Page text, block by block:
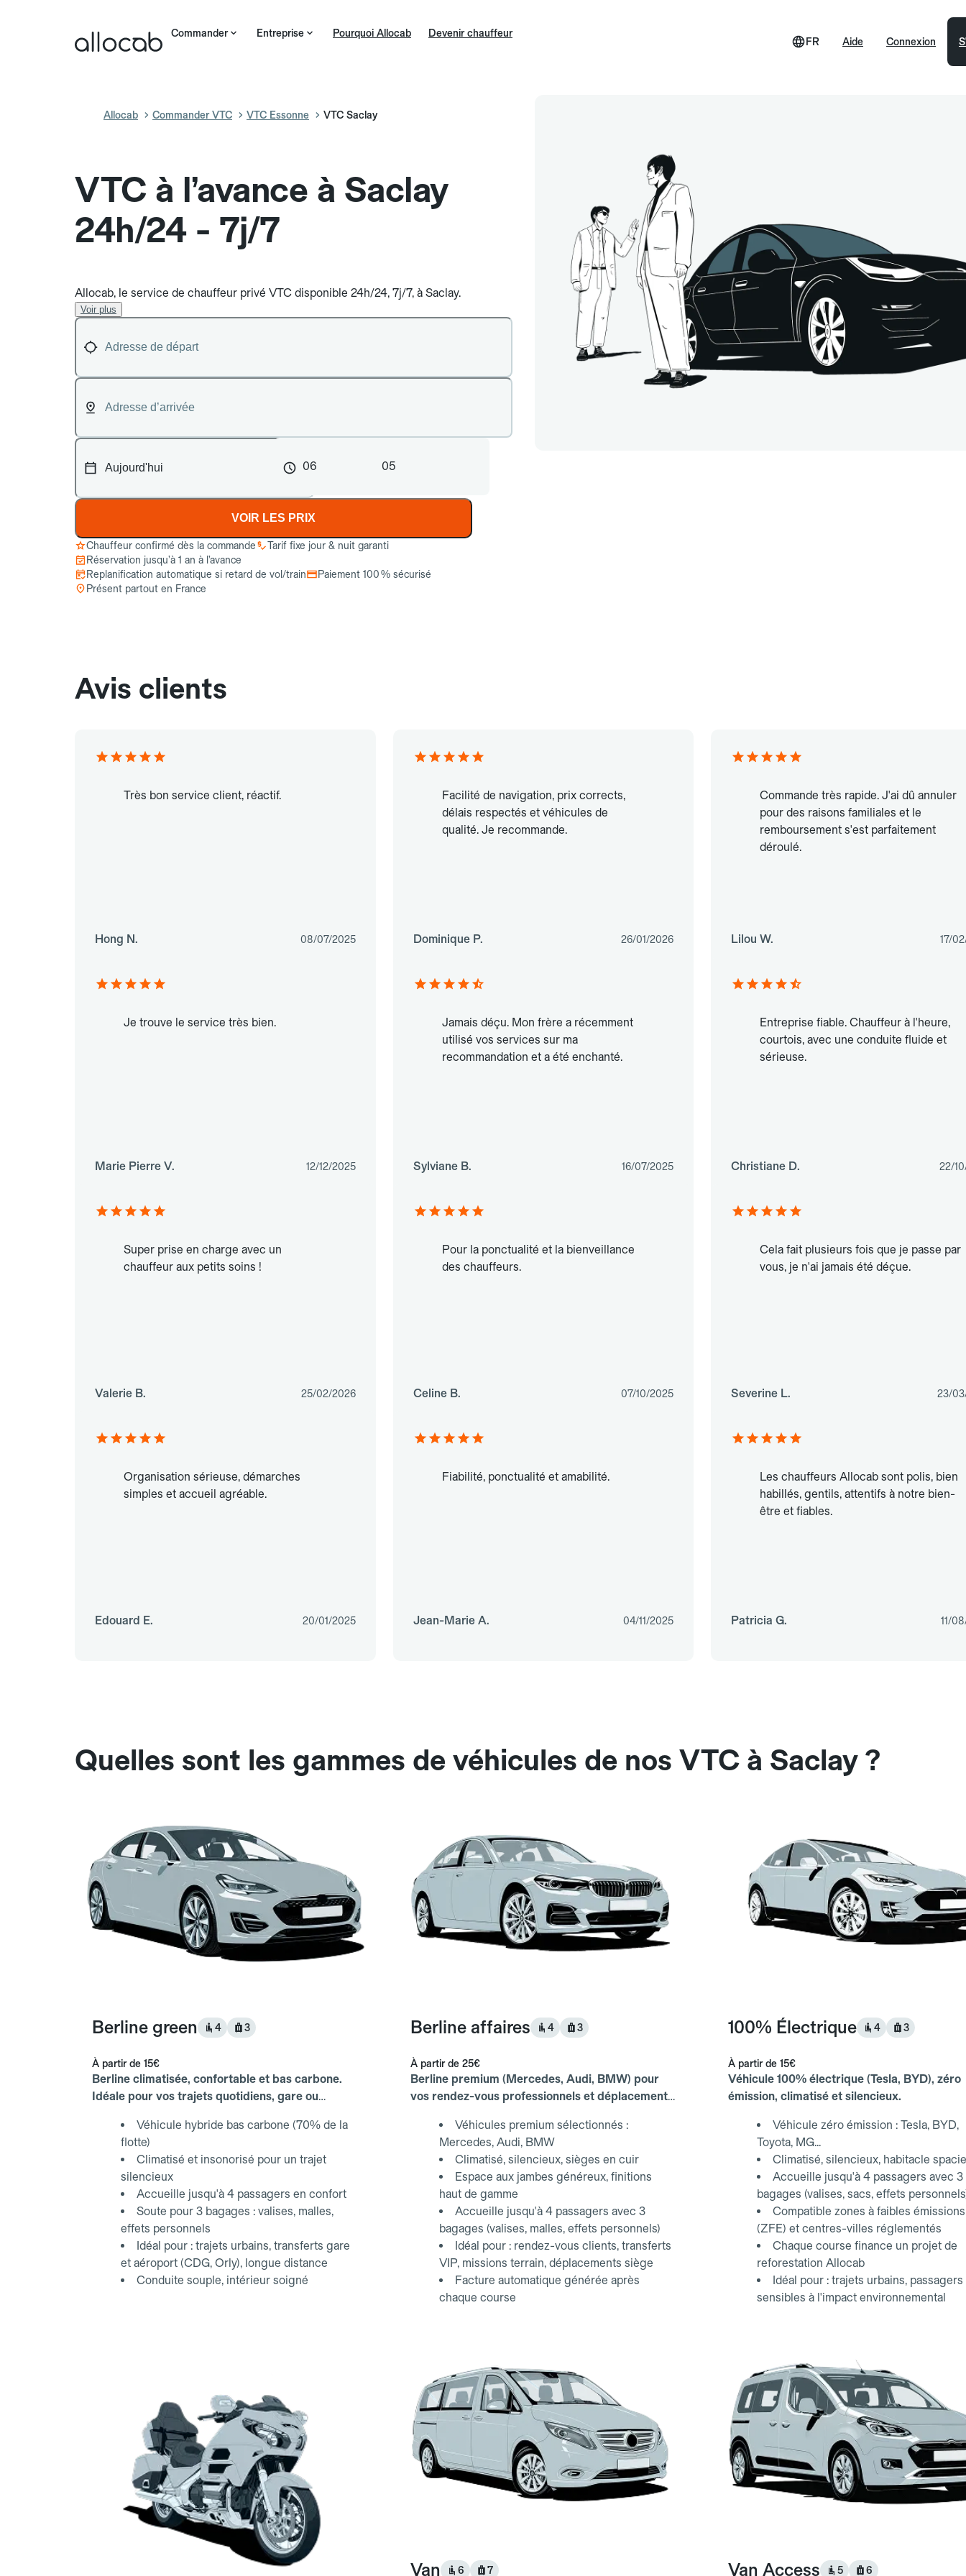
Commander Entreprise Pourquoi Allocab Devenir chauffeur
Aide
FR Connexion
Allocab Commander VTC VTC Essonne VTC Saclay
VTC à l’avance à Saclay
24h/24 - 7j/7
Allocab, le service de chauffeur privé VTC disponible 24h/24, 7j/7, à Saclay.
Voir plus
06 05
VOIR LES PRIX
Chauffeur confirmé dès la commande
Tarif fixe jour & nuit garanti
Réservation jusqu’à 1 an à l’avance
Replanification automatique si retard de vol/train
Paiement 100 % sécurisé
Présent partout en France
Avis clients
Très bon service client, réactif.
Hong N. 08/07/2025
Facilité de navigation, prix corrects,
délais respectés et véhicules de
qualité. Je recommande.
Dominique P. 26/01/2026
Commande très rapide. J'ai dû annuler
pour des raisons familiales et le
remboursement s'est parfaitement
déroulé.
Lilou W. 17/
Je trouve le service très bien.
Marie Pierre V. 12/12/2025
Jamais déçu. Mon frère a récemment
utilisé vos services sur ma
recommandation et a été enchanté.
Sylviane B. 16/07/2025
Entreprise fiable. Chauffeur à l'heure,
courtois, avec une conduite fluide et
sérieuse.
Christiane D. 22/
Super prise en charge avec un
chauffeur aux petits soins !
Valerie B. 25/02/2026
Pour la ponctualité et la bienveillance
des chauffeurs.
Celine B. 07/10/2025
Cela fait plusieurs fois que je passe par
vous, je n'ai jamais été déçue.
Severine L. 23/
Organisation sérieuse, démarches
simples et accueil agréable.
Edouard E. 20/01/2025
Fiabilité, ponctualité et amabilité.
Jean-Marie A. 04/11/2025
Les chauffeurs Allocab sont polis, bien
habillés, gentils, attentifs à notre bien-
être et fiables.
Patricia G. 11/
Quelles sont les gammes de véhicules de nos VTC à Saclay ?
Berline green 4 3
À partir de 15€
Berline climatisée, confortable et bas carbone.
Idéale pour vos trajets quotidiens, gare ou
Véhicule hybride bas carbone (70% de la
flotte)
Climatisé et insonorisé pour un trajet
silencieux
Accueille jusqu'à 4 passagers en confort
Soute pour 3 bagages : valises, malles,
effets personnels
Idéal pour : trajets urbains, transferts gare
et aéroport (CDG, Orly), longue distance
Conduite souple, intérieur soigné
Berline affaires 4 3
À partir de 25€
Berline premium (Mercedes, Audi, BMW) pour
vos rendez-vous professionnels et déplacements
Véhicules premium sélectionnés :
Mercedes, Audi, BMW
Climatisé, silencieux, sièges en cuir
Espace aux jambes généreux, finitions
haut de gamme
Accueille jusqu'à 4 passagers avec 3
bagages (valises, malles, effets personnels)
Idéal pour : rendez-vous clients, transferts
VIP, missions terrain, déplacements siège
Facture automatique générée après
chaque course
100% Électrique 4 3
À partir de 15€
Véhicule 100% électrique (Tesla, BYD), zéro
émission, climatisé et silencieux.
Véhicule zéro émission : Tesla, BYD,
Toyota, MG...
Climatisé, silencieux, habitacle
Accueille jusqu'à 4 passagers avec 3
bagages (valises, sacs, effets
Compatible zones à faibles émissions
(ZFE) et centres-villes réglementés
Chaque course finance un projet de
reforestation Allocab
Idéal pour : trajets urbains, passagers
sensibles à l'impact environnemental
Van 6 7 Van Access 5 6